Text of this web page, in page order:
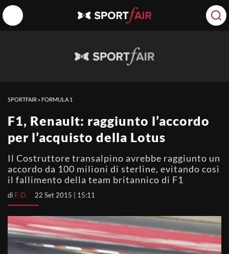
SPORTFAIR » FORMULA 1
F1, Renault: raggiunto l’accordo
per l’acquisto della Lotus
Il Costruttore transalpino avrebbe raggiunto un
accordo da 100 milioni di sterline, evitando così
il fallimento della team britannico di F1
di F. D. 22 Set 2015 | 15:11